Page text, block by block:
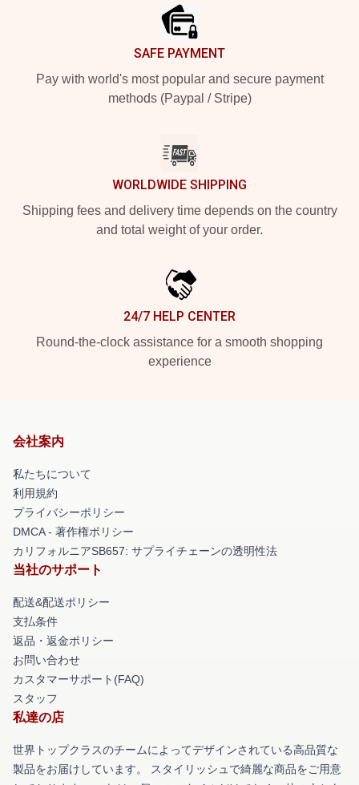
SAFE PAYMENT
Pay with world's most popular and secure payment
methods (Paypal / Stripe)
WORLDWIDE SHIPPING
Shipping fees and delivery time depends on the country
and total weight of your order.
24/7 HELP CENTER
Round-the-clock assistance for a smooth shopping
experience
会社案内
私たちについて
利用規約
プライバシーポリシー
DMCA - 著作権ポリシー
カリフォルニアSB657: サプライチェーンの透明性法
当社のサポート
配送&配送ポリシー
支払条件
返品・返金ポリシー
お問い合わせ
カスタマーサポート(FAQ)
スタッフ
私達の店
世界トップクラスのチームによってデザインされている高品質な
製品をお届けしています。 スタイリッシュで綺麗な商品をご用意